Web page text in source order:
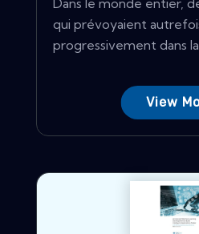
qui prévoyaient
progressivement dans la...
View